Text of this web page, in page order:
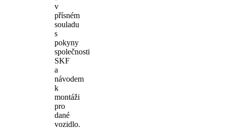
v
přísném
souladu
s
pokyny
společnosti
SKF
a
návodem
k
montáži
pro
dané
vozidlo.